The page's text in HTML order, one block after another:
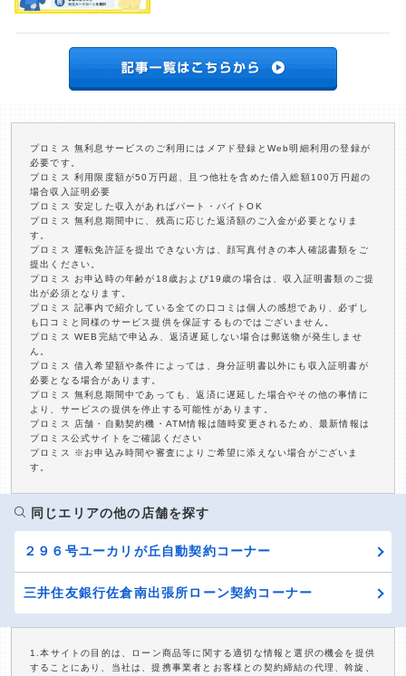
プロミス 無利息サービスのご利用にはメアド登録とWeb明細利用の登録が
必要です。
プロミス 利用限度額が50万円超、且つ他社を含めた借入総額100万円超の
場合収入証明必要
プロミス 安定した収入があればパート・バイトOK
プロミス 無利息期間中に、残高に応じた返済額のご入金が必要となりま
す。
プロミス 運転免許証を提出できない方は、顔写真付きの本人確認書類をご
提出ください。
プロミス お申込時の年齢が18歳および19歳の場合は、収入証明書類のご提
出が必須となります。
プロミス 記事内で紹介している全ての口コミは個人の感想であり、必ずし
も口コミと同様のサービス提供を保証するものではございません。
プロミス WEB完結で申込み、返済遅延しない場合は郵送物が発生しませ
ん。
プロミス 借入希望額や条件によっては、身分証明書以外にも収入証明書が
必要となる場合があります。
プロミス 無利息期間中であっても、返済に遅延した場合やその他の事情に
より、サービスの提供を停止する可能性があります。
プロミス 店舗・自動契約機・ATM情報は随時変更されるため、最新情報は
プロミス公式サイトをご確認ください
プロミス ※お申込み時間や審査によりご希望に添えない場合がございま
す。
同じエリアの他の店舗を探す
２９６号ユーカリが丘自動契約コーナー
三井住友銀行佐倉南出張所ローン契約コーナー
1.本サイトの目的は、ローン商品等に関する適切な情報と選択の機会を提供
することにあり、当社は、提携事業者とお客様との契約締結の代理、斡旋、